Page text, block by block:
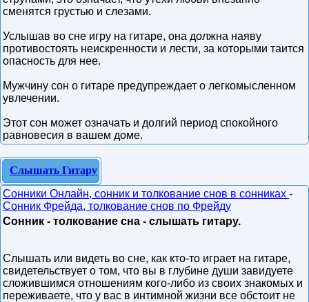
сменятся грустью и слезами.
Услышав во сне игру на гитаре, она должна наяву
противостоять неискренности и лести, за которыми таится
опасность для нее.
Мужчину сон о гитаре предупреждает о легкомысленном
увлечении.
Этот сон может означать и долгий период спокойного
равновесия в вашем доме.
Слышать Гитару
Сонники Онлайн, сонник и толкование снов в сонниках -
Сонник Фрейда, толкование снов по Фрейду
Сонник - толкование сна - слышать гитару.
Слышать или видеть во сне, как кто-то играет на гитаре,
свидетельствует о том, что вы в глубине души завидуете
сложившимся отношениям кого-либо из своих знакомых и
переживаете, что у вас в интимной жизни все обстоит не